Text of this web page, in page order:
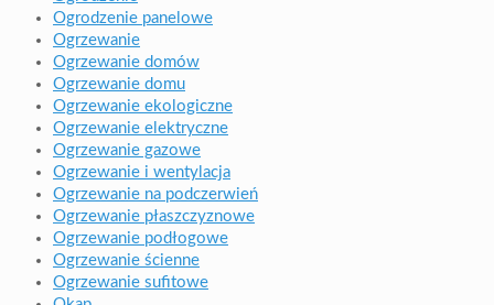
Ogrodzenie panelowe
Ogrzewanie
Ogrzewanie domów
Ogrzewanie domu
Ogrzewanie ekologiczne
Ogrzewanie elektryczne
Ogrzewanie gazowe
Ogrzewanie i wentylacja
Ogrzewanie na podczerwień
Ogrzewanie płaszczyznowe
Ogrzewanie podłogowe
Ogrzewanie ścienne
Ogrzewanie sufitowe